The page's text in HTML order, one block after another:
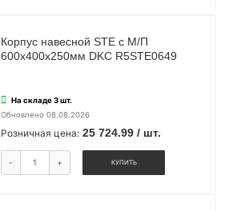
Корпус навесной STE с М/П
600х400х250мм DKC R5STE0649
На складе 3 шт.
Обновлено 08.08.2026
Розничная цена: 25 724.99 / шт.
- + КУПИТЬ